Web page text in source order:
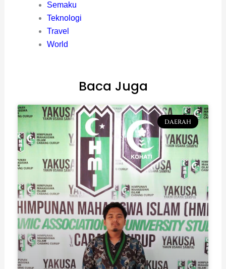
Semaku
Teknologi
Travel
World
Baca Juga
DAERAH